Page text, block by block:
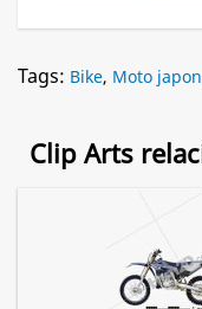
Tags: Bike, Moto
Clip Arts